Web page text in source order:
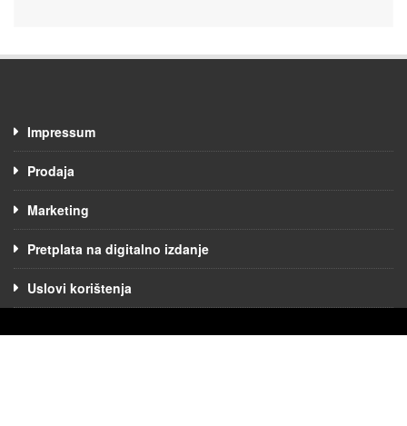
Impressum
Prodaja
Marketing
Pretplata na digitalno izdanje
Uslovi korištenja